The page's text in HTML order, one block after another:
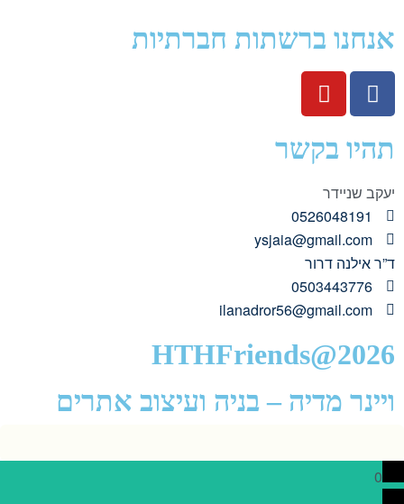
אנחנו ברשתות חברתיות
תהיו בקשר
יעקב שניידר
0526048191
ysjaia@gmail.com
ד”ר אילנה דרור
0503443776
ilanadror56@gmail.com
HTHFriends@2026
ויינר מדיה – בניה ועיצוב אתרים
0